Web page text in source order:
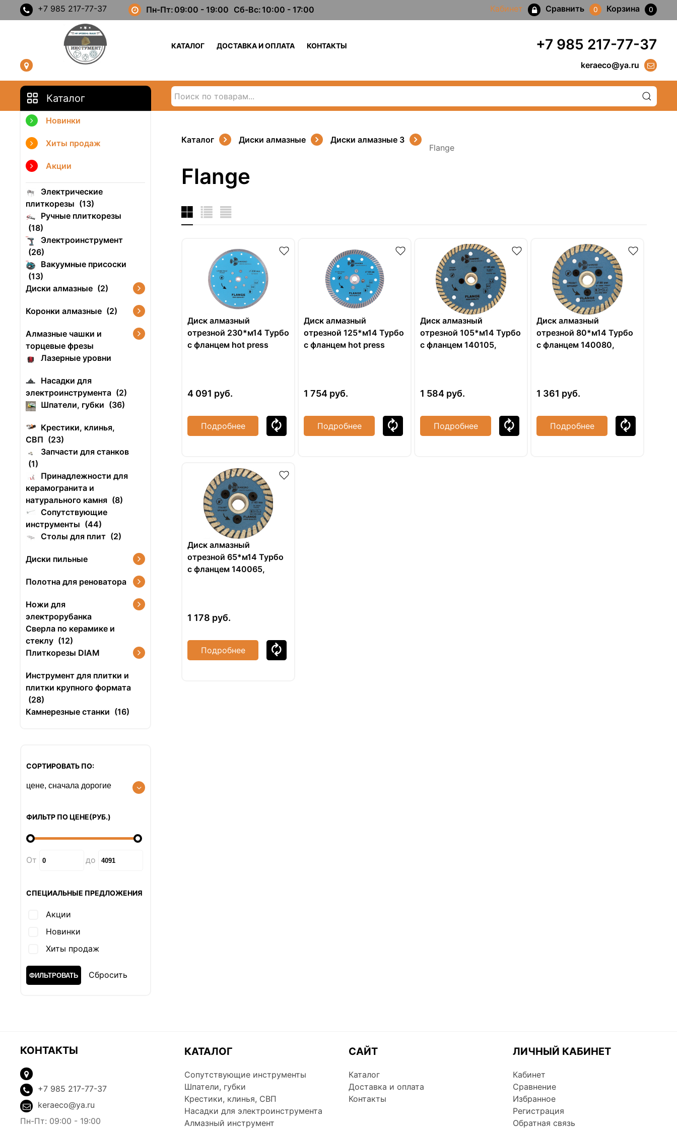
+7 985 217-77-37 Пн-Пт: 09:00 - 19:00 Сб-Вс: 10:00 - 17:00 Кабинет Корзина 0
Сравнить 0
КАТАЛОГ ДОСТАВКА И ОПЛАТА КОНТАКТЫ +7 985 217-77-37
keraeco@ya.ru
Каталог
Новинки
Хиты продаж
Акции
Электрические
плиткорезы (13)
Ручные плиткорезы
(18)
Электроинструмент
(26)
Вакуумные присоски
(13)
Диски алмазные (2)
Коронки алмазные (2)
Алмазные чашки и
торцевые фрезы
Лазерные уровни
Насадки для
электроинструмента (2)
Шпатели, губки (36)
Крестики, клинья,
СВП (23)
Запчасти для станков
(1)
Принадлежности для
керамогранита и
натурального камня (8)
Сопутствующие
инструменты (44)
Столы для плит (2)
Диски пильные
Полотна для реноватора
Ножи для
электрорубанка
Сверла по керамике и
стеклу (12)
Плиткорезы DIAM
Инструмент для плитки и
плитки крупного формата
(28)
Камнерезные станки (16)
СОРТИРОВАТЬ ПО:
ФИЛЬТР ПО ЦЕНЕ(РУБ.)
От до
СПЕЦИАЛЬНЫЕ ПРЕДЛОЖЕНИЯ
Акции
Новинки
Хиты продаж
Cбросить
Каталог Диски алмазные
Диски алмазные 3
Flange
Flange
Диск алмазный
отрезной 230*м14 Турбо
с фланцем hot press
4 091 руб.
Подробнее
Диск алмазный
отрезной 125*м14 Турбо
с фланцем hot press
1 754 руб.
Подробнее
Диск алмазный
отрезной 105*м14 Турбо
с фланцем 140105,
1 584 руб.
Подробнее
Диск алмазный
отрезной 80*м14 Турбо
с фланцем 140080,
1 361 руб.
Подробнее
Диск алмазный
отрезной 65*м14 Турбо
с фланцем 140065,
1 178 руб.
Подробнее
КОНТАКТЫ
+7 985 217-77-37
keraeco@ya.ru
Пн-Пт: 09:00 - 19:00
КАТАЛОГ
Сопутствующие инструменты
Шпатели, губки
Крестики, клинья, СВП
Насадки для электроинструмента
Алмазный инструмент
САЙТ
Каталог
Доставка и оплата
Контакты
ЛИЧНЫЙ КАБИНЕТ
Кабинет
Сравнение
Избранное
Регистрация
Обратная связь